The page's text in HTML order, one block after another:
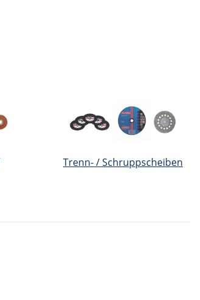
Trenn- / Schruppscheiben